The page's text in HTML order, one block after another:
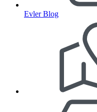
Evler Blog